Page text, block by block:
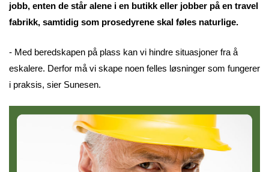
jobb, enten de står alene i en butikk eller jobber på en travel
fabrikk, samtidig som prosedyrene skal føles naturlige.
- Med beredskapen på plass kan vi hindre situasjoner fra å
eskalere. Derfor må vi skape noen felles løsninger som fungerer
i praksis, sier Sunesen.